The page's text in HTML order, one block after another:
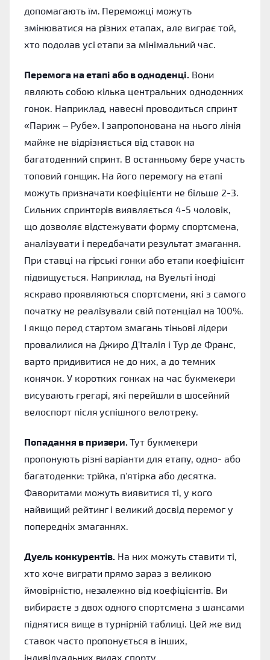
допомагають їм. Переможці можуть
змінюватися на різних етапах, але виграє той,
хто подолав усі етапи за мінімальний час.
Перемога на етапі або в одноденці. Вони
являють собою кілька центральних одноденних
гонок. Наприклад, навесні проводиться спринт
«Париж – Рубе». І запропонована на нього лінія
майже не відрізняється від ставок на
багатоденний спринт. В останньому бере участь
топовий гонщик. На його перемогу на етапі
можуть призначати коефіцієнти не більше 2-3.
Сильних спринтерів виявляється 4-5 чоловік,
що дозволяє відстежувати форму спортсмена,
аналізувати і передбачати результат змагання.
При ставці на гірські гонки або етапи коефіцієнт
підвищується. Наприклад, на Вуельті іноді
яскраво проявляються спортсмени, які з самого
початку не реалізували свій потенціал на 100%.
І якщо перед стартом змагань тіньові лідери
провалилися на Джиро Д'Італія і Тур де Франс,
варто придивитися не до них, а до темних
конячок. У коротких гонках на час букмекери
висувають грегарі, які перейшли в шосейний
велоспорт після успішного велотреку.
Попадання в призери.Тут букмекери
пропонують різні варіанти для етапу, одно- або
багатоденки: трійка, п'ятірка або десятка.
Фаворитами можуть виявитися ті, у кого
найвищий рейтинг і великий досвід перемог у
попередніх змаганнях.
Дуель конкурентів. На них можуть ставити ті,
хто хоче виграти прямо зараз з великою
ймовірністю, незалежно від коефіцієнтів. Ви
вибираєте з двох одного спортсмена з шансами
піднятися вище в турнірній таблиці. Цей же вид
ставок часто пропонується в інших,
індивідуальних видах спорту.